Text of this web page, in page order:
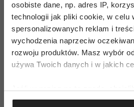
osobiste dane, np. adres IP,
technologii jak pliki cookie, w celu
spersonalizowanych reklam i
wychodzenia naprzeciw
rozwoju produktów. Masz wybór
używa Twoich danych i w jakich
Gromadzić dane